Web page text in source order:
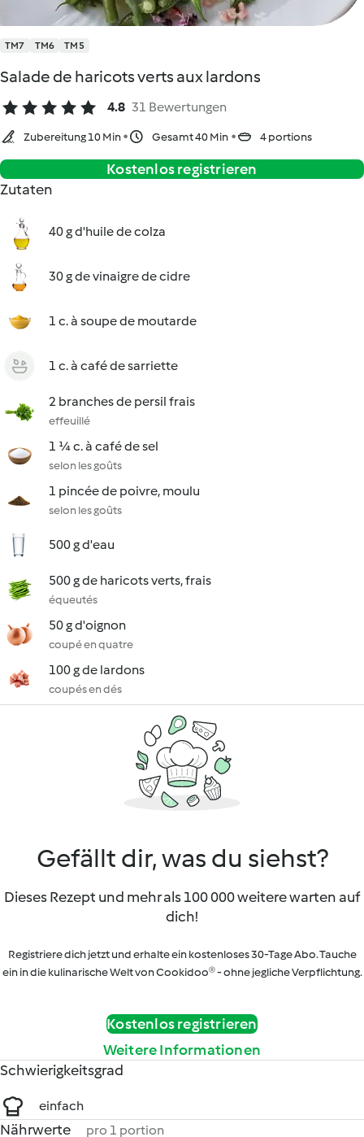
TM7 TM6 TM5
Salade de haricots verts aux lardons
4.8 31 Bewertungen
Zubereitung 10 Min Gesamt 40 Min 4 portions
Kostenlos registrieren
Zutaten
40 g d'huile de colza
30 g de vinaigre de cidre
1 c. à soupe de moutarde
1 c. à café de sarriette
2 branches de persil frais
effeuillé
1 ¼ c. à café de sel
selon les goûts
1 pincée de poivre, moulu
selon les goûts
500 g d'eau
500 g de haricots verts, frais
équeutés
50 g d'oignon
coupé en quatre
100 g de lardons
coupés en dés
Gefällt dir, was du siehst?
Dieses Rezept und mehr als 100 000 weitere warten auf
dich!
Registriere dich jetzt und erhalte ein kostenloses 30-Tage Abo. Tauche
ein in die kulinarische Welt von Cookidoo® - ohne jegliche Verpflichtung.
Kostenlos registrieren
Weitere Informationen
Schwierigkeitsgrad
einfach
Nährwerte pro 1 portion